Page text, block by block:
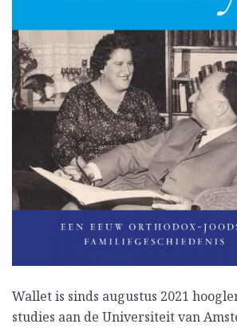
Wallet is sinds augustus 2021
studies aan de Universiteit van